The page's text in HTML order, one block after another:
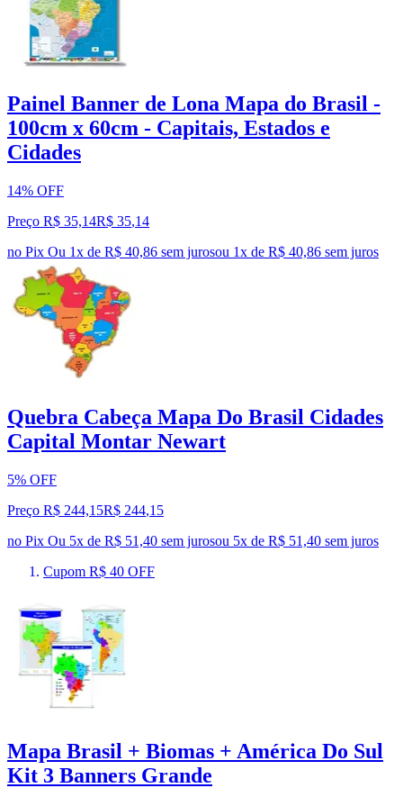
Painel Banner de Lona Mapa do Brasil -
100cm x 60cm - Capitais, Estados e
Cidades
14% OFF
Preço R$ 35,14R$ 35,14
no Pix Ou 1x de R$ 40,86 sem jurosou 1x de R$ 40,86 sem juros
Quebra Cabeça Mapa Do Brasil Cidades
Capital Montar Newart
5% OFF
Preço R$ 244,15R$ 244,15
no Pix Ou 5x de R$ 51,40 sem jurosou 5x de R$ 51,40 sem juros
Cupom R$ 40 OFF
Mapa Brasil + Biomas + América Do Sul
Kit 3 Banners Grande